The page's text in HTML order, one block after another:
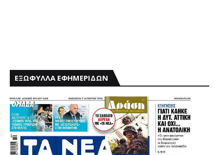
ΕΞΩΦΥΛΛΑ ΕΦΗΜΕΡΙΔΩΝ